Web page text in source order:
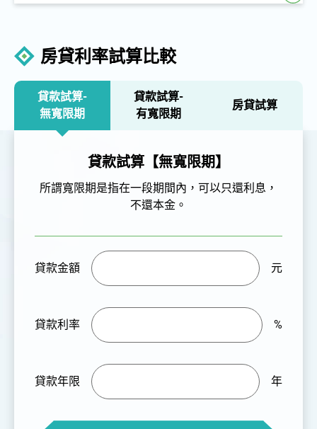
房貸利率試算比較
貸款試算-
無寬限期
貸款試算-
有寬限期
房貸試算
貸款試算【無寬限期】
所謂寬限期是指在一段期間內，可以只還利息，
不還本金。
貸款金額 元
貸款利率 %
貸款年限 年